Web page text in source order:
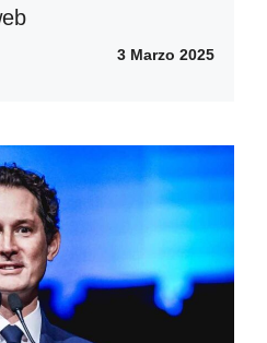
3 Marzo 2025